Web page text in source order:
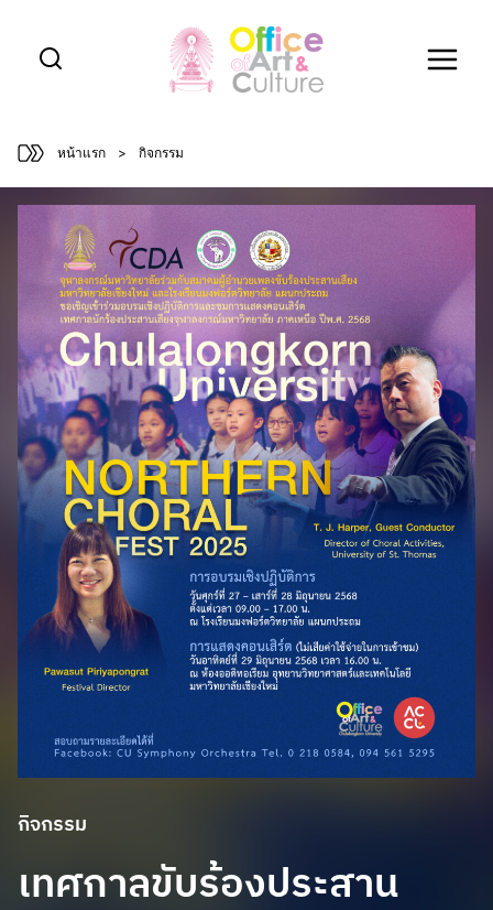
content
หน้าแรก > กิจกรรม
กิจกรรม
เทศกาลขับร้องประสาน